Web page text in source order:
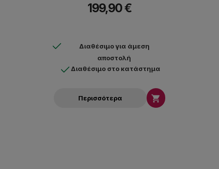
199,90 €
Διαθέσιμο για άμεση
αποστολή
Διαθέσιμο στο κατάστημα
Περισσότερα 